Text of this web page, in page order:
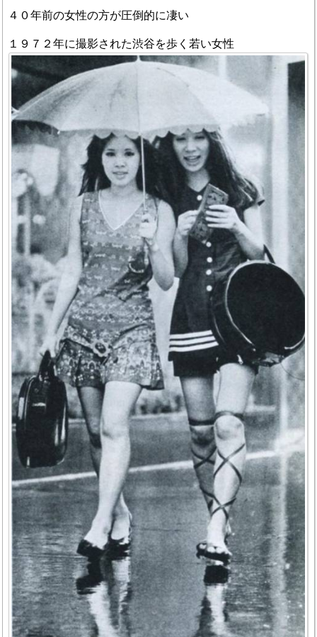
４０年前の女性の方が圧倒的に凄い
１９７２年に撮影された渋谷を歩く若い女性